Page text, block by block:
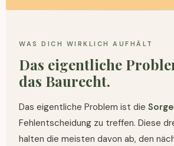
WAS DICH WIRKLICH AUFHÄLT
Das eigentliche
das Baurecht.
Das eigentliche Problem ist dieSorge
Fehlentscheidung zu treffen. Diese
halten die meisten davon ab, den